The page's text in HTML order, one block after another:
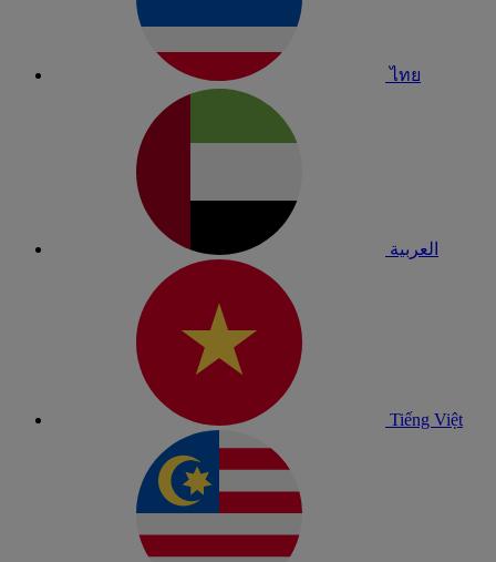
ไทย
العربية
Tiếng Việt